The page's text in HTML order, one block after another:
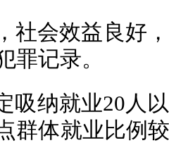
社会效益良好
罪记录。
吸纳就业20人
群体就业比例